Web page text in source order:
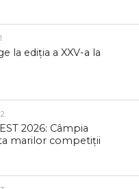
la ediția a XXV-a la
2026: Câmpia
marilor competiții